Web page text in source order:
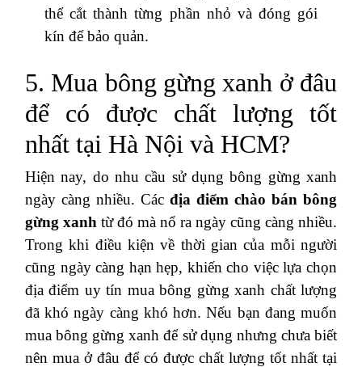
thể cắt thành từng phần nhỏ và đóng gói
kín để bảo quản.
5. Mua bông gừng xanh ở đâu
để có được chất lượng tốt
nhất tại Hà Nội và HCM?
Hiện nay, do nhu cầu sử dụng bông gừng xanh
ngày càng nhiều. Các địa điểm chào bán bông
gừng xanh từ đó mà nổ ra ngày cũng càng nhiều.
Trong khi điều kiện về thời gian của mỗi người
cũng ngày càng hạn hẹp, khiến cho việc lựa chọn
địa điểm uy tín mua bông gừng xanh chất lượng
đã khó ngày càng khó hơn. Nếu bạn đang muốn
mua bông gừng xanh để sử dụng nhưng chưa biết
nên mua ở đâu để có được chất lượng tốt nhất tại